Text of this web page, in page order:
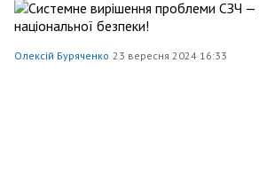
Олексій Буряченко 23 вересня 2024 16:33